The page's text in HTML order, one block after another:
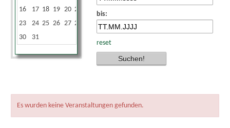
16
17 18 19 20 21
23
24 25 26 27 28
30
31
bis:
reset
Es wurden keine Veranstaltungen gefunden.